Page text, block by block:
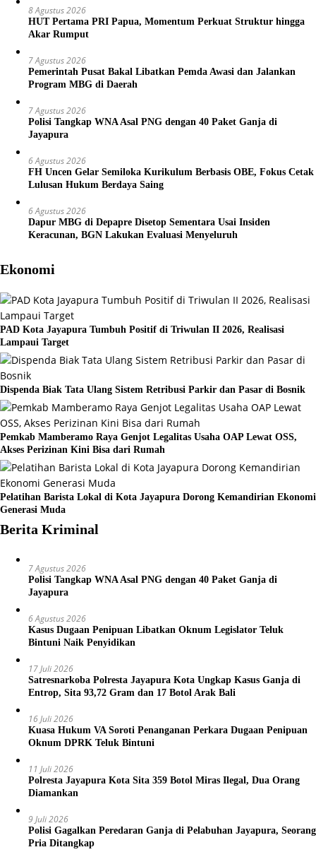
8 Agustus 2026
HUT Pertama PRI Papua, Momentum Perkuat Struktur hingga
Akar Rumput
7 Agustus 2026
Pemerintah Pusat Bakal Libatkan Pemda Awasi dan Jalankan
Program MBG di Daerah
7 Agustus 2026
Polisi Tangkap WNA Asal PNG dengan 40 Paket Ganja di
Jayapura
6 Agustus 2026
FH Uncen Gelar Semiloka Kurikulum Berbasis OBE, Fokus Cetak
Lulusan Hukum Berdaya Saing
6 Agustus 2026
Dapur MBG di Depapre Disetop Sementara Usai Insiden
Keracunan, BGN Lakukan Evaluasi Menyeluruh
Ekonomi
PAD Kota Jayapura Tumbuh Positif di Triwulan II 2026, Realisasi
Lampaui Target
Dispenda Biak Tata Ulang Sistem Retribusi Parkir dan Pasar di Bosnik
Pemkab Mamberamo Raya Genjot Legalitas Usaha OAP Lewat OSS,
Akses Perizinan Kini Bisa dari Rumah
Pelatihan Barista Lokal di Kota Jayapura Dorong Kemandirian Ekonomi
Generasi Muda
Berita Kriminal
7 Agustus 2026
Polisi Tangkap WNA Asal PNG dengan 40 Paket Ganja di
Jayapura
6 Agustus 2026
Kasus Dugaan Penipuan Libatkan Oknum Legislator Teluk
Bintuni Naik Penyidikan
17 Juli 2026
Satresnarkoba Polresta Jayapura Kota Ungkap Kasus Ganja di
Entrop, Sita 93,72 Gram dan 17 Botol Arak Bali
16 Juli 2026
Kuasa Hukum VA Soroti Penanganan Perkara Dugaan Penipuan
Oknum DPRK Teluk Bintuni
11 Juli 2026
Polresta Jayapura Kota Sita 359 Botol Miras Ilegal, Dua Orang
Diamankan
9 Juli 2026
Polisi Gagalkan Peredaran Ganja di Pelabuhan Jayapura, Seorang
Pria Ditangkap